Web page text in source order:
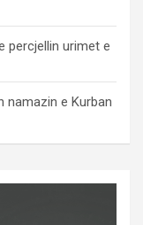
percjellin urimet e
namazin e Kurban